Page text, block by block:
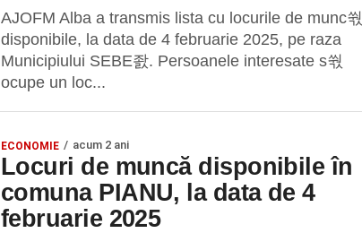
AJOFM Alba a transmis lista cu locurile de munc쒃
disponibile, la data de 4 februarie 2025, pe raza
Municipiului SEBE좘. Persoanele interesate s쒃
ocupe un loc...
ECONOMIE acum 2 ani
Locuri de muncă disponibile în
comuna PIANU, la data de 4
februarie 2025